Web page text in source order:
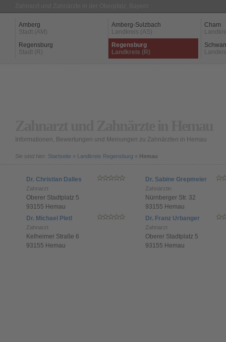
Amberg
Stadt (AM)
Amberg-Sulzbach
Landkreis (AS)
Cham
Regensburg
Stadt (R)
Regensburg
Landkreis (R)
Informationen, Bewertungen und Meinungen zu Zahnärzten in Hemau
Sie sind hier: Startseite » Landkreis Regensburg » Hemau
Dr. Christian Dalles
Zahnarzt
Oberer Stadtplatz 5
93155 Hemau
Dr. Michael Pletl
Zahnarzt
Kelheimer Straße 6
93155 Hemau
Dr. Sabine Grepmeier
Zahnärztin
Nürnberger Str. 32
93155 Hemau
Dr. Franz Urbanger
Zahnarzt
Oberer Stadtplatz 5
93155 Hemau